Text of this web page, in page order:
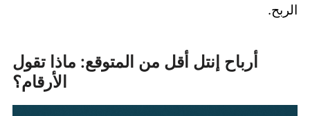
الربح.
أرباح إنتل أقل من المتوقع: ماذا تقول
الأرقام؟